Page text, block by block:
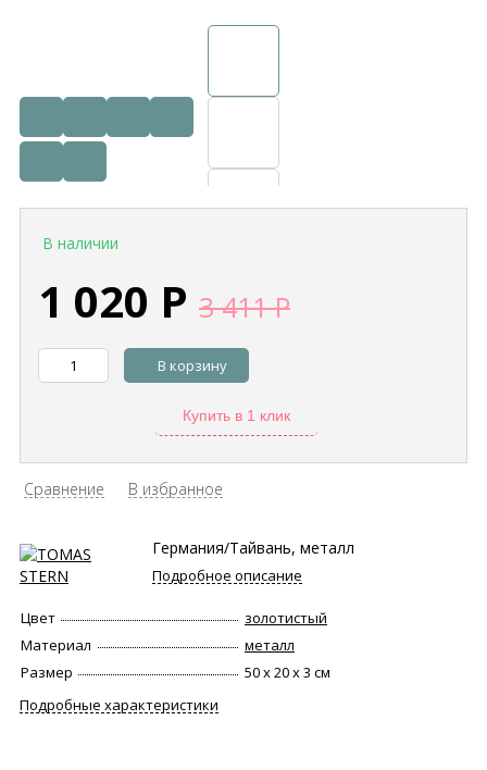
В наличии
1 020 Р 3 411Р
В корзину
Купить в 1 клик
Сравнение В избранное
Германия/Тайвань, металл
Подробное описание
Цвет
золотистый
Материал
металл
Размер
50 х 20 х 3 см
Подробные характеристики